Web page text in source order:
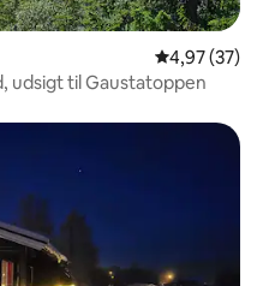
4,97 ud af 5 i
4,97 (37)
udsigt til Gaustatoppen